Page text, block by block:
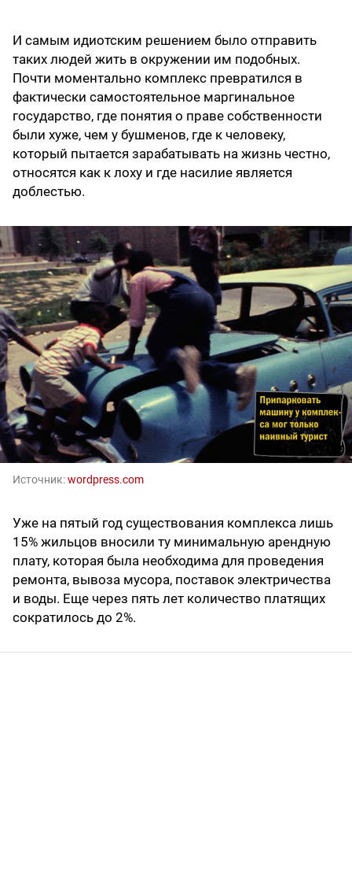
И самым идиотским решением было отправить
таких людей жить в окружении им подобных.
Почти моментально комплекс превратился в
фактически самостоятельное маргинальное
государство, где понятия о праве собственности
были хуже, чем у бушменов, где к человеку,
который пытается зарабатывать на жизнь честно,
относятся как к лоху и где насилие является
доблестью.
Источник:wordpress.com
Уже на пятый год существования комплекса лишь
15% жильцов вносили ту минимальную арендную
плату, которая была необходима для проведения
ремонта, вывоза мусора, поставок элект­ричества
и воды. Еще через пять лет количество платящих
сократилось до 2%.